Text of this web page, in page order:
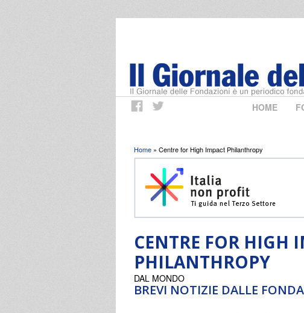
HOME
Tu sei qui
Home » Centre for High Impact Philanthropy
CENTRE FOR HIGH
PHILANTHROPY
BREVI NOTIZIE DALLE
DAL MONDO